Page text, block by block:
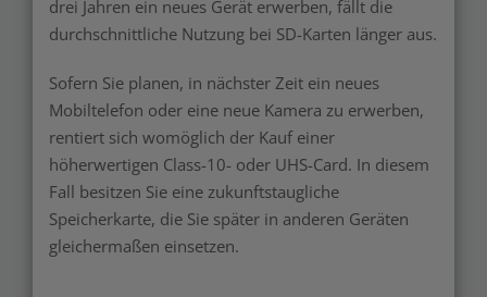
drei Jahren ein neues Gerät erwerben, fällt die
durchschnittliche Nutzung bei SD-Karten länger aus.
Sofern Sie planen, in nächster Zeit ein neues
Mobiltelefon oder eine neue Kamera zu erwerben,
rentiert sich womöglich der Kauf einer
höherwertigen Class-10- oder UHS-Card. In diesem
Fall besitzen Sie eine zukunftstaugliche
Speicherkarte, die Sie später in anderen Geräten
gleichermaßen einsetzen.